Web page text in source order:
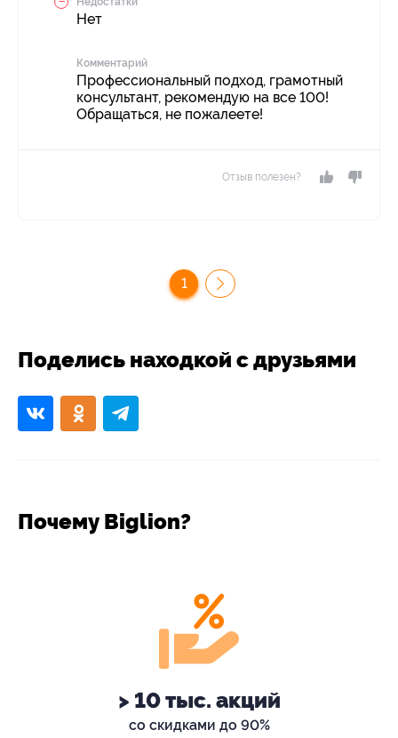
Нет
Комментарий
Профессиональный подход, грамотный
консультант, рекомендую на все 100!
Обращаться, не пожалеете!
Отзыв полезен?
1
Поделись находкой с друзьями
Почему Biglion?
> 10 тыс. акций
со скидками до 90%